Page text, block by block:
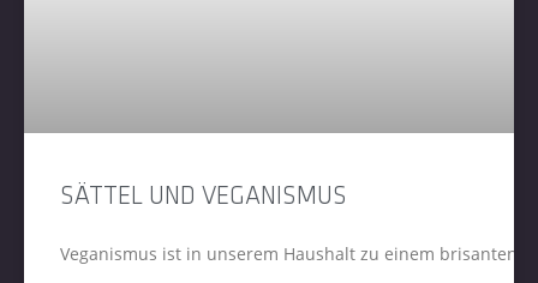
SÄTTEL UND VEGANISMUS
Veganismus ist in unserem Haushalt zu einem brisanten